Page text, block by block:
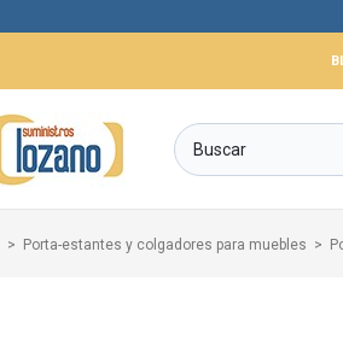
Porta-estantes y colgadores para muebles